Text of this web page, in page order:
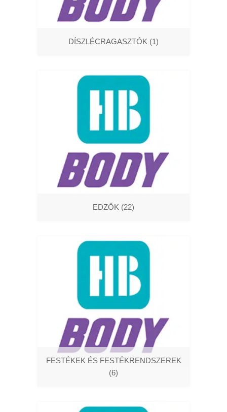
DÍSZLÉCRAGASZTÓK (1)
EDZŐK (22)
FESTÉKEK ÉS FESTÉKRENDSZEREK
(6)